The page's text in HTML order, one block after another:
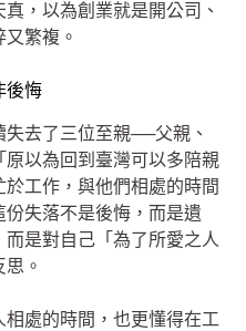
，以為創業就是開公司、
繁複。
後悔
去了三位至親──父親、
以為回到臺灣可以多陪親
工作，與他們相處的時間
份失落不是後悔，而是遺
是對自己「為了所愛之人
。
處的時間，也更懂得在工